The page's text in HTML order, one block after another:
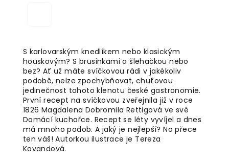
S karlovarským knedlíkem nebo klasickým
houskovým? S brusinkami a šlehačkou nebo
bez? Ať už máte svíčkovou rádi v jakékoliv
podobě, nelze zpochybňovat, chuťovou
jedinečnost tohoto klenotu české gastronomie.
První recept na svíčkovou zveřejnila již v roce
1826 Magdalena Dobromila Rettigová ve své
Domácí kuchařce. Recept se léty vyvíjel a dnes
má mnoho podob. A jaký je nejlepší? No přece
ten váš!Autorkou ilustrace je Tereza
Kovandová.